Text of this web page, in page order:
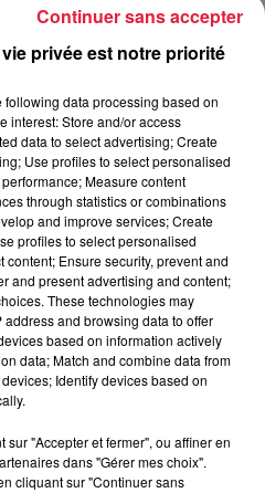
flamants rouges
privée est notre priorité
following data processing based on
interest: Store and/or access
data to select advertising; Create
Use profiles to select personalised
Measure content
through statistics or combinations
and improve services; Create
profiles to select personalised
Ensure security, prevent and
and present advertising and content;
These technologies may
and browsing data to offer
based on information actively
data; Match and combine data from
Identify devices based on
"Accepter et fermer", ou affiner en
dans "Gérer mes choix".
cliquant sur "Continuer sans
Continuer sans accepter